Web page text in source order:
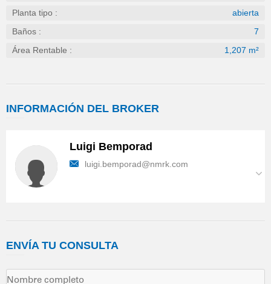
Planta tipo :
abierta
Baños :
7
Área Rentable :
1,207 m²
INFORMACIÓN DEL BROKER
Luigi Bemporad
luigi.bemporad@nmrk.com
ENVÍATU CONSULTA